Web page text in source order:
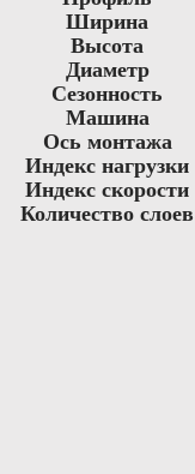
Ширина
Высота
Диаметр
Сезонность
Машина
Ось монтажа
Индекс нагрузки
Индекс скорости
Количество слоев